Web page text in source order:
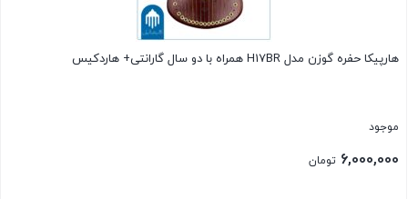
هارپیکا حفره گوزن مدل H17BR همراه با دو سال گارانتی+ هاردکیس
موجود
6,000,000 تومان